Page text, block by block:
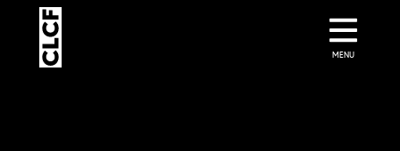
MENU